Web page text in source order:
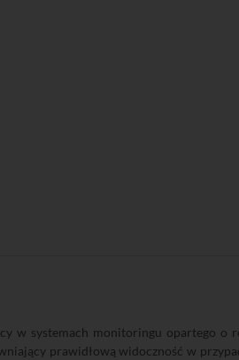
w systemach monitoringu opartego
prawidłową widoczność w